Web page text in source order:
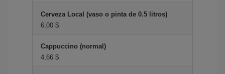
Cerveza Local (vaso o pinta de 0.5 litros)
6,00 $
Cappuccino (normal)
4,66 $